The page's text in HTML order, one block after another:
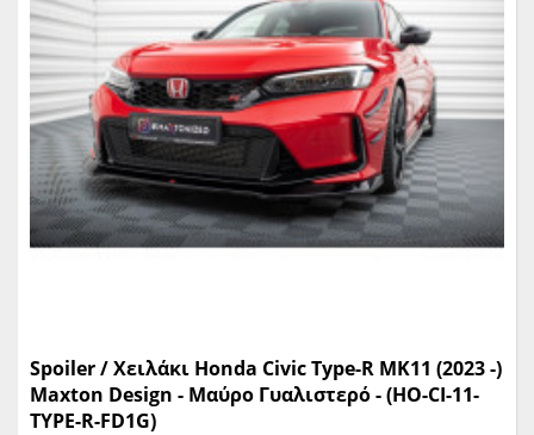
Spoiler / Χειλάκι Honda Civic Type-R MK11 (2023 -)
Maxton Design - Μαύρο Γυαλιστερό - (HO-CI-11-
TYPE-R-FD1G)